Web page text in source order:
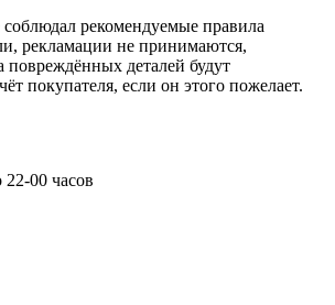
рекомендуемые правила
рекламации не принимаются,
повреждённых деталей будут
покупателя, если он этого пожелает.
00 часов